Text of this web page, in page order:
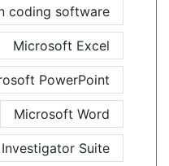
coding software
Microsoft Excel
PowerPoint
Microsoft Word
Suite